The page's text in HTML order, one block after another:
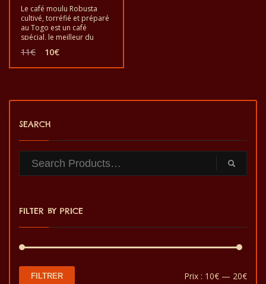
Le café moulu Robusta
cultivé, torréfié et préparé
au Togo est un café
spécial, le meilleur du
Robusta, pour le plaisir et
la santé. Il est bon de
qualité et fabriqué à la
11€ Le
initial
10€Le
actuel
SEARCH
FILTER BY PRICE
Prix
Prix
FILTRER Prix : 10€ — 20€